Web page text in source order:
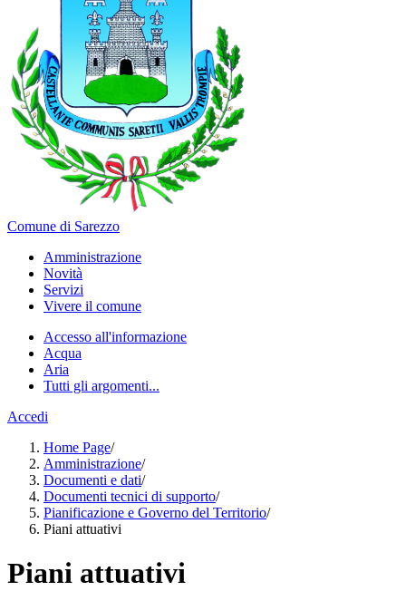
Comune di Sarezzo
Amministrazione
Novità
Servizi
Vivere il comune
Accesso all'informazione
Acqua
Aria
Tutti gli argomenti...
Accedi
Home Page/
Amministrazione/
Documenti e dati/
Documenti tecnici di supporto/
Pianificazione e Governo del Territorio/
Piani attuativi
Piani attuativi